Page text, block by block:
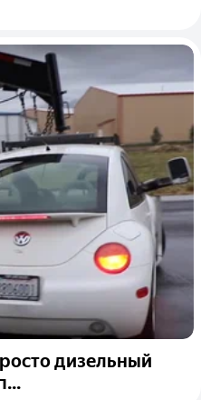
дизельный